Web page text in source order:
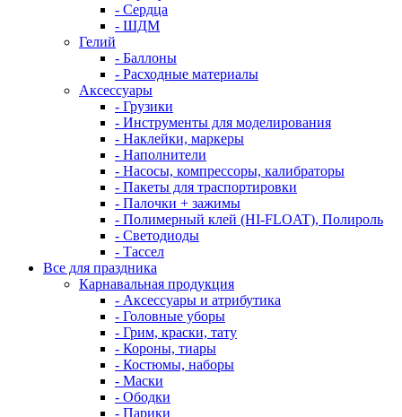
- Сердца
- ШДМ
Гелий
- Баллоны
- Расходные материалы
Аксессуары
- Грузики
- Инструменты для моделирования
- Наклейки, маркеры
- Наполнители
- Насосы, компрессоры, калибраторы
- Пакеты для траспортировки
- Палочки + зажимы
- Полимерный клей (HI-FLOAT), Полироль
- Светодиоды
- Тассел
Все для праздника
Карнавальная продукция
- Аксессуары и атрибутика
- Головные уборы
- Грим, краски, тату
- Короны, тиары
- Костюмы, наборы
- Маски
- Ободки
- Парики